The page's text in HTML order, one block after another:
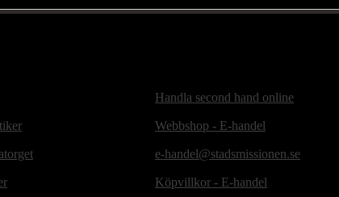
Handla second hand online
Webbshop - E-handel
e-handel@stadsmissionen.se
Köpvillkor - E-handel